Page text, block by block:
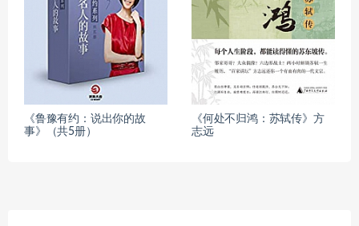
《鲁豫有约：说出你的故
事》（共5册）
《何处不归鸿：苏轼传》方
志远